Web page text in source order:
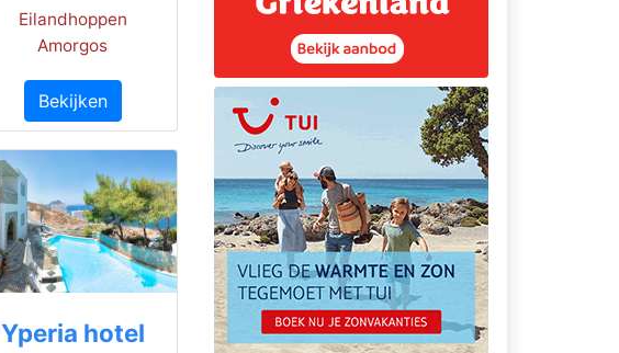
Eilandhoppen
Amorgos
Bekijken
Yperia hotel